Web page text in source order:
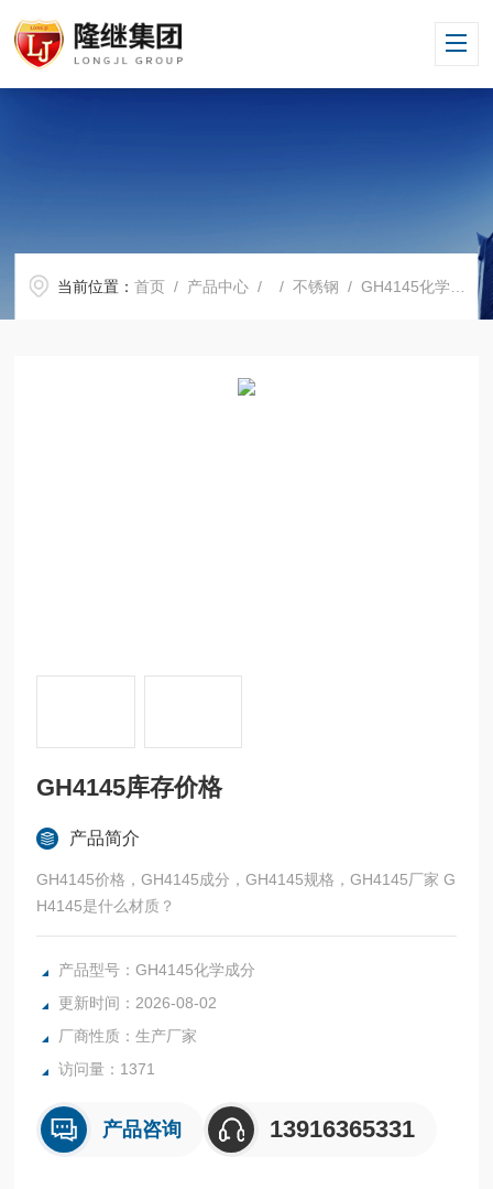
当前位置：首页 / 产品中心 / /不锈钢 / GH4145化学成分GH4145库存价格
GH4145库存价格
产品简介
GH4145价格，GH4145成分，GH4145规格，GH4145厂家 G
H4145是什么材质？
产品型号：GH4145化学成分
更新时间：2026-08-02
厂商性质：生产厂家
访问量：1371
产品咨询 13916365331